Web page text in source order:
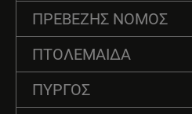
ΠΡΕΒΕΖΗΣ ΝΟΜΟΣ
ΠΤΟΛΕΜΑΙΔΑ
ΠΥΡΓΟΣ